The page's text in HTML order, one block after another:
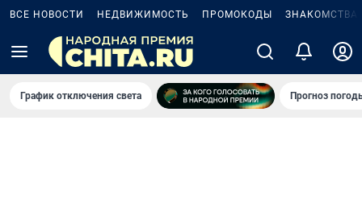
ВСЕ НОВОСТИ НЕДВИЖИМОСТЬ ПРОМОКОДЫ ЗНАКОМСТВА
График отключения света Прогноз